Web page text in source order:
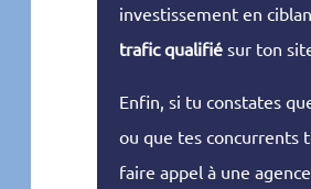
investissement en
trafic qualifiésur ton
Enfin, si tu constates
ou que tes concurrents
faire appel à une